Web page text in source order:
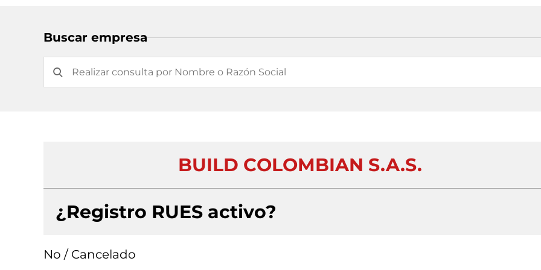
Buscar empresa
BUILD COLOMBIAN S.A.S.
¿Registro RUES activo?
No / Cancelado